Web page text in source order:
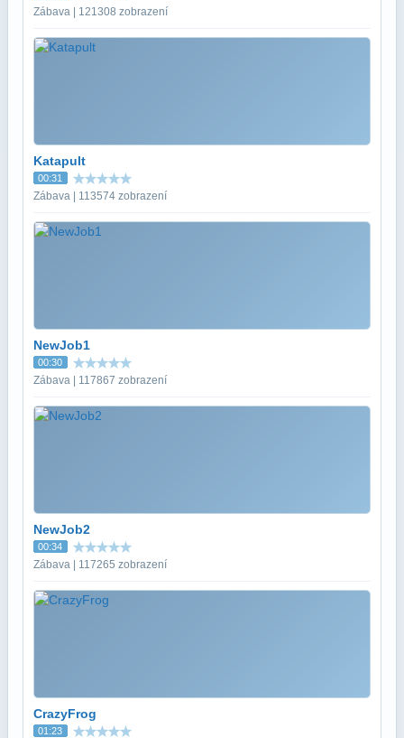
Zábava | 121308 zobrazení
Katapult
00:31
Zábava | 113574 zobrazení
NewJob1
00:30
Zábava | 117867 zobrazení
NewJob2
00:34
Zábava | 117265 zobrazení
CrazyFrog
01:23